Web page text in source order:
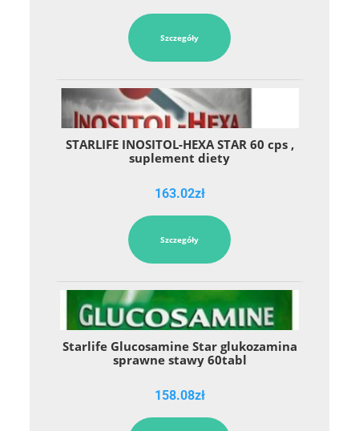
Szczegóły
STARLIFE INOSITOL-HEXA STAR 60 cps ,
suplement diety
163.02zł
Szczegóły
Starlife Glucosamine Star glukozamina
sprawne stawy 60tabl
158.08zł